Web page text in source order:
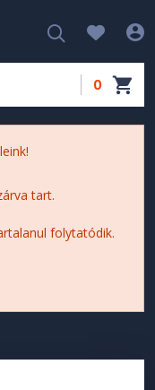
0
tart.
folytatódik.